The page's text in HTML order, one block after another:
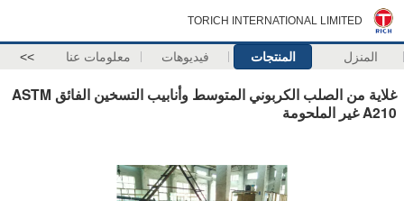
TORICH INTERNATIONAL LIMITED
المنزل المنتجات فيديوهات معلومات عنا >>
غلاية من الصلب الكربوني المتوسط ​​وأنابيب التسخين الفائق ASTM
A210 غير الملحومة